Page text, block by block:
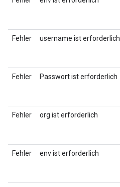
Fehler username ist erforderlich
Fehler Passwort ist erforderlich
Fehler org ist erforderlich
Fehler env ist erforderlich